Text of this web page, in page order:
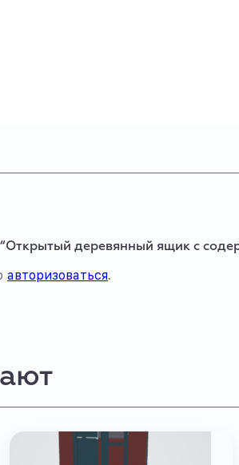
“Открытый деревянный ящик с
авторизоваться.